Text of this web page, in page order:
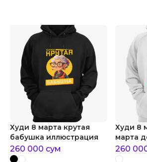
Худи 8 марта крутая
бабушка иллюстрация
260 000 сум
Худи 8
марта
260